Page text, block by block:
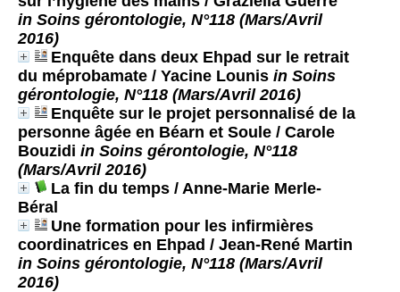
in Soins gérontologie, N°118 (Mars/Avril
2016)
Enquête dans deux Ehpad sur le retrait
du méprobamate / Yacine Lounis in Soins
gérontologie, N°118 (Mars/Avril 2016)
Enquête sur le projet personnalisé de la
personne âgée en Béarn et Soule / Carole
Bouzidi in Soins gérontologie, N°118
(Mars/Avril 2016)
La fin du temps / Anne-Marie Merle-
Béral
Une formation pour les infirmières
coordinatrices en Ehpad / Jean-René Martin
in Soins gérontologie, N°118 (Mars/Avril
2016)